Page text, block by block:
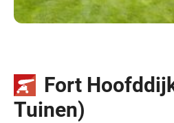
Fort
Tuinen)